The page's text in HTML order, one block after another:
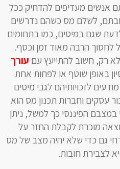
אנשים מעדיפים להדחיק ככל
לשלם מס כשהם נדרשים
שגם במיסים, כמו בתחומים
לחסוך הרבה מאוד זמן וכסף.
רק, חשוב להתייעץ עם עורך
באופן שוטף או לפחות אחת
לזכויותיהם לגבי מיסים
עסקים וחברות תכנון מס הוא
במצבם הפיננסי כך למשל, ניתן
מוכרת לקבלת החזר על
גם כדי שלא יהיה מצב של מס
לצבירת חובות.